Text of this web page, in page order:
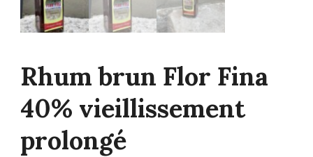
Rhum brun Flor Fina
40% vieillissement
prolongé